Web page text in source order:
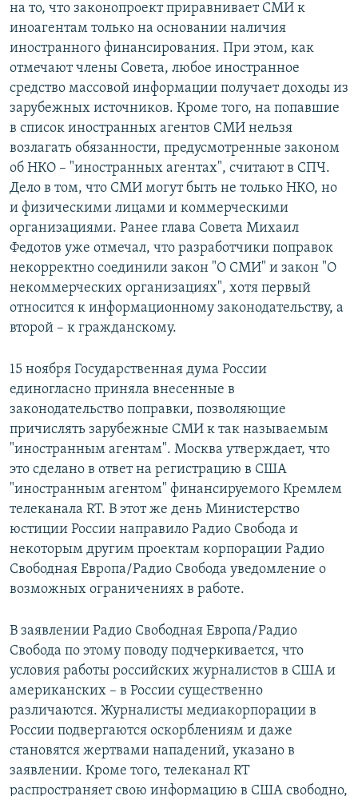
на то, что законопроект приравнивает СМИ к
иноагентам только на основании наличия
иностранного финансирования. При этом, как
отмечают члены Совета, любое иностранное
средство массовой информации получает доходы из
зарубежных источников. Кроме того, на попавшие
в список иностранных агентов СМИ нельзя
возлагать обязанности, предусмотренные законом
об НКО – "иностранных агентах", считают в СПЧ.
Дело в том, что СМИ могут быть не только НКО, но
и физическими лицами и коммерческими
организациями. Ранее глава Совета Михаил
Федотов уже отмечал, что разработчики поправок
некорректно соединили закон "О СМИ" и закон "О
некоммерческих организациях", хотя первый
относится к информационному законодательству, а
второй – к гражданскому.
15 ноября Государственная дума России
единогласно приняла внесенные в
законодательство поправки, позволяющие
причислять зарубежные СМИ к так называемым
"иностранным агентам". Москва утверждает, что
это сделано в ответ на регистрацию в США
"иноcтранным агентом" финансируемого Кремлем
телеканала RT. В этот же день Министерство
юстиции России направило Радио Свобода и
некоторым другим проектам корпорации Радио
Свободная Европа/Радио Свобода уведомление о
возможных ограничениях в работе.
В заявлении Радио Свободная Европа/Радио
Свобода по этому поводу подчеркивается, что
условия работы российских журналистов в США и
американских – в России существенно
различаются. Журналисты медиакорпорации в
России подвергаются оскорблениям и даже
становятся жертвами нападений, указано в
заявлении. Кроме того, телеканал RT
распространяет свою информацию в США свободно,